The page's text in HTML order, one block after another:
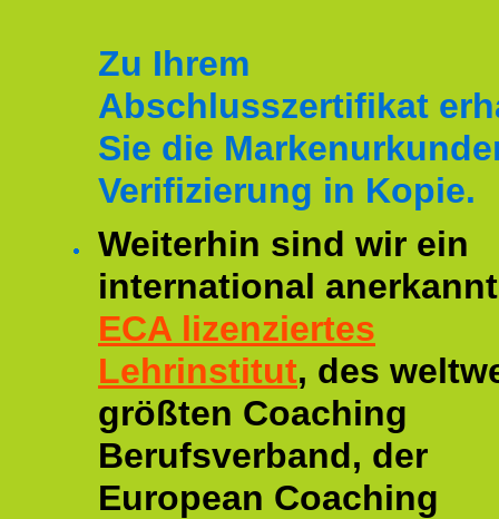
Zu Ihrem
Abschlusszertifikat
Sie die
Verifizierung in Kopie.
Weiterhin sind wir ein
international
ECA lizenziertes
Lehrinstitut, des
größten Coaching
Berufsverband, der
European Coaching